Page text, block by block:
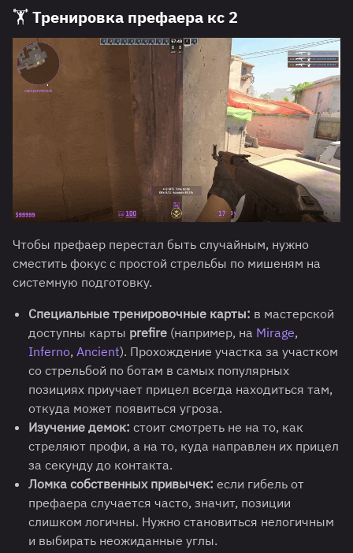
🏋️ Тренировка префаера кс 2
Чтобы префаер перестал быть случайным, нужно
сместить фокус с простой стрельбы по мишеням на
системную подготовку.
Специальные тренировочные карты: в мастерской
доступны карты prefire (например, на Mirage,
Inferno, Ancient). Прохождение участка за участком
со стрельбой по ботам в самых популярных
позициях приучает прицел всегда находиться там,
откуда может появиться угроза.
Изучение демок: стоит смотреть не на то, как
стреляют профи, а на то, куда направлен их прицел
за секунду до контакта.
Ломка собственных привычек: если гибель от
префаера случается часто, значит, позиции
слишком логичны. Нужно становиться нелогичным
и выбирать неожиданные углы.